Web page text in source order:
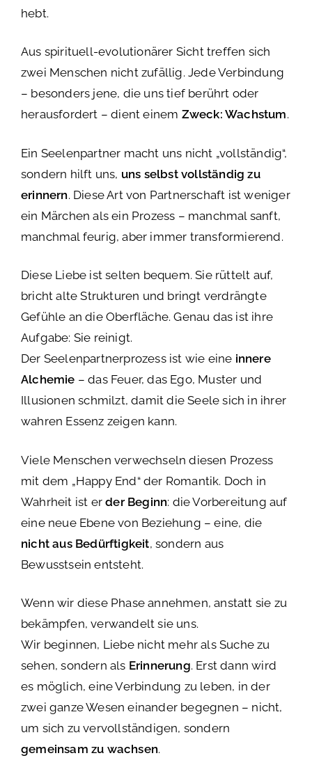
hebt.
Aus spirituell-evolutionärer Sicht treffen sich
zwei Menschen nicht zufällig. Jede Verbindung
– besonders jene, die uns tief berührt oder
herausfordert – dient einem Zweck: Wachstum.
Ein Seelenpartner macht uns nicht „vollständig“,
sondern hilft uns, uns selbst vollständig zu
erinnern. Diese Art von Partnerschaft ist weniger
ein Märchen als ein Prozess – manchmal sanft,
manchmal feurig, aber immer transformierend.
Diese Liebe ist selten bequem. Sie rüttelt auf,
bricht alte Strukturen und bringt verdrängte
Gefühle an die Oberfläche. Genau das ist ihre
Aufgabe: Sie reinigt.
Der Seelenpartnerprozess ist wie eine innere
Alchemie – das Feuer, das Ego, Muster und
Illusionen schmilzt, damit die Seele sich in ihrer
wahren Essenz zeigen kann.
Viele Menschen verwechseln diesen Prozess
mit dem „Happy End“ der Romantik. Doch in
Wahrheit ist erder Beginn: die Vorbereitung auf
eine neue Ebene von Beziehung – eine, die
nicht aus Bedürftigkeit, sondern aus
Bewusstsein entsteht.
Wenn wir diese Phase annehmen, anstatt sie zu
bekämpfen, verwandelt sie uns.
Wir beginnen, Liebe nicht mehr als Suche zu
sehen, sondern als Erinnerung. Erst dann wird
es möglich, eine Verbindung zu leben, in der
zwei ganze Wesen einander begegnen – nicht,
um sich zu vervollständigen, sondern
gemeinsam zu wachsen.